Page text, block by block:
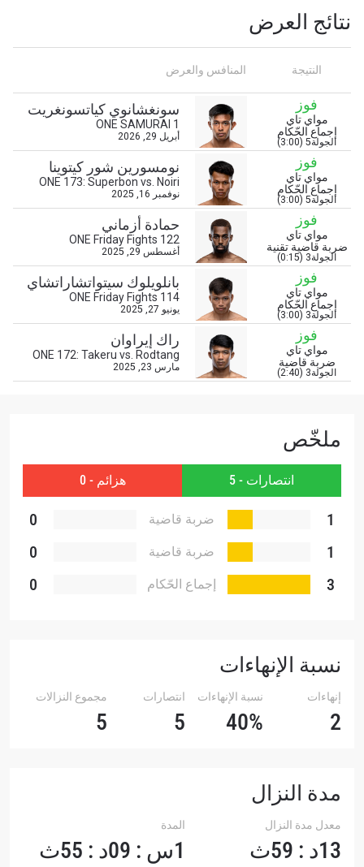
نتائج العرض
النتيجة المنافس والعرض
فوز
مواي تاي
إجماع الحّكام
الجولة5 (3:00)
سونغشانوي كياتسونغريت
ONE SAMURAI 1
أبريل 29, 2026
فوز
مواي تاي
إجماع الحّكام
الجولة5 (3:00)
نومسورين شور كيتوينا
ONE 173: Superbon vs. Noiri
نوفمبر 16, 2025
فوز
مواي تاي
ضربة قاضية تقنية
الجولة3 (0:15)
حمادة أزماني
ONE Friday Fights 122
أغسطس 29, 2025
فوز
مواي تاي
إجماع الحّكام
الجولة3 (3:00)
بانلويلوك سيتواتشاراتشاي
ONE Friday Fights 114
يونيو 27, 2025
فوز
مواي تاي
ضربة قاضية
الجولة3 (2:40)
راك إيراوان
ONE 172: Takeru vs. Rodtang
مارس 23, 2025
ملخّص
انتصارات - 5 هزائم - 0
1 ضربة قاضية
0
1
ضربة قاضية
0
3
إجماع الحّكام 0
نسبة الإنهاءات
إنهاءات
2
نسبة الإنهاءات
40%
انتصارات
5
مجموع النزالات
5
مدة النزال
معدل مدة النزال
13د : 59ث
المدة
1س : 09د : 55ث
المنافس
العرض
شاهد أبرز اللقطات
ابق على اطّلاع
خذ بطولة "ون" معك أينما ذهبت! اشترك الآن للوصول
إلى آخر الأخبار، وفتح العروض الخاصة والحصول على
أفضل المقاعد لعروضنا الحية.
البريد الإلكتروني
الإسم
إشترك
واستخدامها والإفصاح عنها بموجب
يمكنك إلغاء الاشتراك في هذه المنشورات في أي وقت.